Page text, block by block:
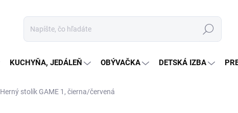
Hľadať
KUCHYŇA, JEDÁLEŇ OBÝVAČKA DETSKÁ IZBA
Herný stolík GAME 1, čierna/červená